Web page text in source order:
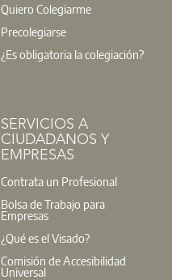
Quiero Colegiarme
Precolegiarse
¿Es obligatoria la colegiación?
SERVICIOS A
CIUDADANOS Y
EMPRESAS
Contrata un Profesional
Bolsa de Trabajo para
Empresas
¿Qué es el Visado?
Comisión de Accesibilidad
Universal